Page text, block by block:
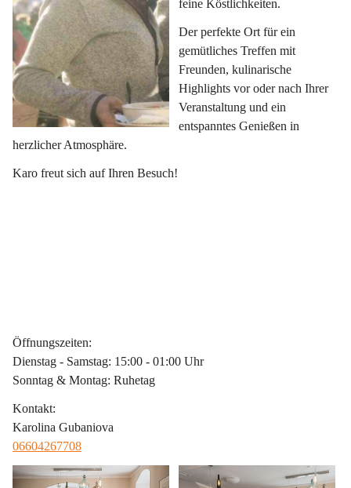
feine Köstlichkeiten.
Der perfekte Ort für ein
gemütliches Treffen mit
Freunden, kulinarische
Highlights vor oder nach Ihrer
Veranstaltung und ein
entspanntes Genießen in
herzlicher Atmosphäre.
Karo freut sich auf Ihren Besuch!
Öffnungszeiten:
Dienstag - Samstag: 15:00 - 01:00 Uhr
Sonntag & Montag: Ruhetag
Kontakt:
Karolina Gubaniova
06604267708